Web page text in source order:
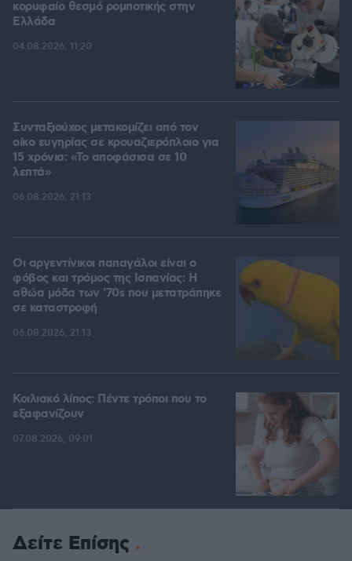
κορυφαίο θεσμό ρομποτικής στην
Ελλάδα
04.08.2026, 11:20
Συνταξιούχος μετακομίζει από τον
οίκο ευγηρίας σε κρουαζιερόπλοιο για
15 χρόνια: «Το αποφάσισα σε 10
λεπτά»
06.08.2026, 21:13
Οι αργεντίνικοι παπαγάλοι είναι ο
φόβος και τρόμος της Ισπανίας: Η
αθώα μόδα των '70s που μετατράπηκε
σε καταστροφή
06.08.2026, 21:13
Κοιλιακό λίπος: Πέντε τρόποι που το
εξαφανίζουν
07.08.2026, 09:01
Δείτε Επίσης